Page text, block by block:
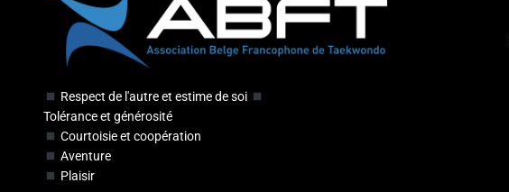
Respect de l'autre et estime de soi
Tolérance et générosité
Courtoisie et coopération
Aventure
Plaisir